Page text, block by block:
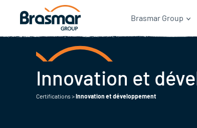
Brasmar Group
Innovation et
Certifications>Innovation et développement